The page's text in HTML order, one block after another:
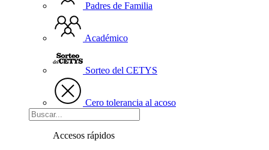
Padres de Familia
Académico
Sorteo del CETYS
Cero tolerancia al acoso
Accesos rápidos